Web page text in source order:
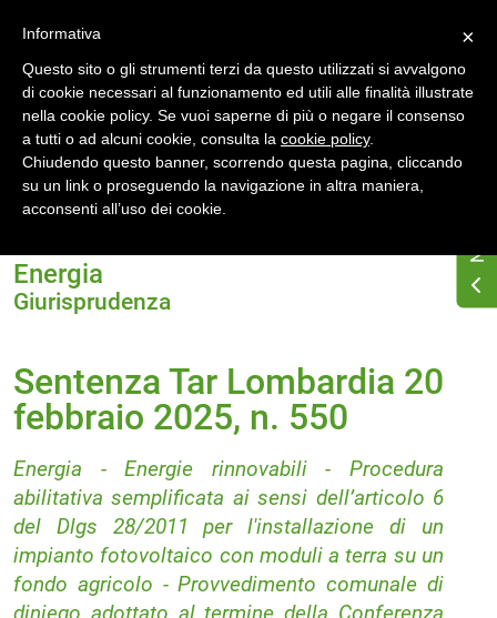
Home
Sentenza Tar Lombardia 20 febbraio 2025, n. 550
Energia
Giurisprudenza
Sentenza Tar Lombardia 20
febbraio 2025, n. 550
Energia - Energie rinnovabili - Procedura
abilitativa semplificata ai sensi dell’articolo 6
del Dlgs 28/2011 per l'installazione di un
impianto fotovoltaico con moduli a terra su un
fondo agricolo - Provvedimento comunale di
×
Informativa
Questo sito o gli strumenti terzi da questo utilizzati si avvalgono
di cookie necessari al funzionamento ed utili alle finalità illustrate
nella cookie policy. Se vuoi saperne di più o negare il consenso
a tutti o ad alcuni cookie, consulta la cookie policy.
Chiudendo questo banner, scorrendo questa pagina, cliccando
su un link o proseguendo la navigazione in altra maniera,
acconsenti all’uso dei cookie.